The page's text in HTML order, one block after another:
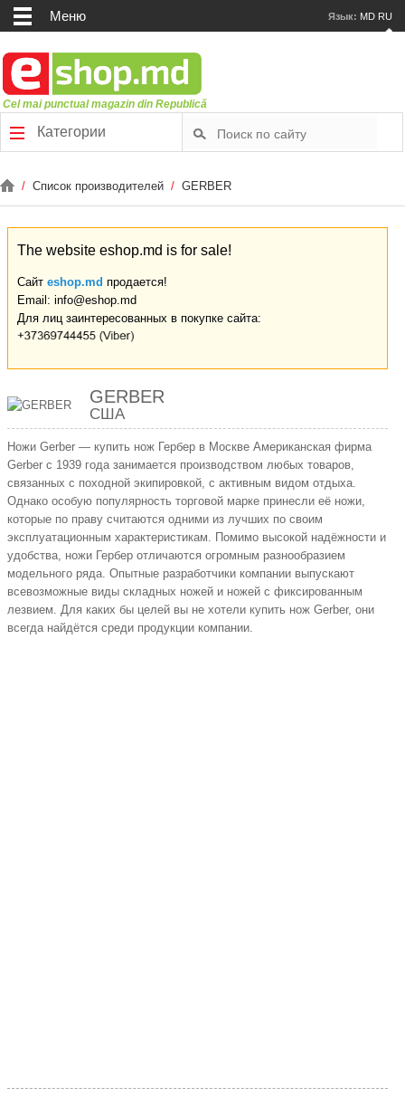
Меню Язык: MD RU
Cel mai punctual magazin din Republică
Категории
/ Список производителей / GERBER
The website eshop.md is for sale!
Сайт eshop.md продается!
Email: info@eshop.md
Для лиц заинтересованных в покупке сайта:
GERBER
США
Ножи Gerber — купить нож Гербер в Москве Американская фирма
Gerber с 1939 года занимается производством любых товаров,
связанных с походной экипировкой, с активным видом отдыха.
Однако особую популярность торговой марке принесли её ножи,
которые по праву считаются одними из лучших по своим
эксплуатационным характеристикам. Помимо высокой надёжности и
удобства, ножи Гербер отличаются огромным разнообразием
модельного ряда. Опытные разработчики компании выпускают
всевозможные виды складных ножей и ножей с фиксированным
лезвием. Для каких бы целей вы не хотели купить нож Gerber, они
всегда найдётся среди продукции компании.